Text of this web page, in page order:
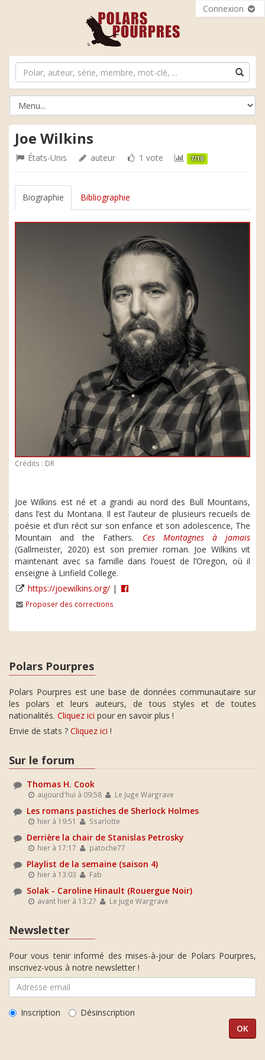
Connexion
Joe Wilkins
États-Unis auteur 1 vote 7/10
Biographie Bibliographie
Crédits : DR
Joe Wilkins est né et a grandi au nord des Bull Mountains,
dans l’est du Montana. Il est l’auteur de plusieurs recueils de
poésie et d’un récit sur son enfance et son adolescence, The
Mountain and the Fathers. Ces Montagnes à jamais
(Gallmeister, 2020) est son premier roman. Joe Wilkins vit
maintenant avec sa famille dans l’ouest de l’Oregon, où il
enseigne à Linfield College.
https://joewilkins.org/ |
Proposer des corrections
Polars Pourpres
Polars Pourpres est une base de données communautaire sur
les polars et leurs auteurs, de tous styles et de toutes
nationalités. Cliquez ici pour en savoir plus !
Envie de stats ? Cliquez ici !
Sur le forum
Thomas H. Cook
aujourd'hui à 09:58 Le Juge Wargrave
Les romans pastiches de Sherlock Holmes
hier à 19:51 Ssarlotte
Derrière la chair de Stanislas Petrosky
hier à 17:17 patoche77
Playlist de la semaine (saison 4)
hier à 13:03 Fab
Solak - Caroline Hinault (Rouergue Noir)
avant hier à 13:27 Le Juge Wargrave
Newsletter
Pour vous tenir informé des mises-à-jour de Polars Pourpres,
inscrivez-vous à notre newsletter !
Inscription Désinscription